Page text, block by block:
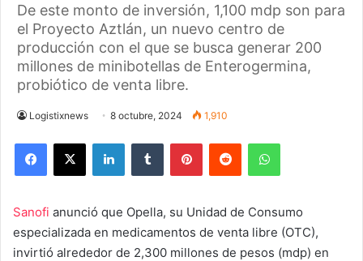
De este monto de inversión, 1,100 mdp son para
el Proyecto Aztlán, un nuevo centro de
producción con el que se busca generar 200
millones de minibotellas de Enterogermina,
probiótico de venta libre.
Logistixnews 8 octubre, 2024 1,910
Sanofi anunció que Opella, su Unidad de Consumo
especializada en medicamentos de venta libre (OTC),
invirtió alrededor de 2,300 millones de pesos (mdp) en